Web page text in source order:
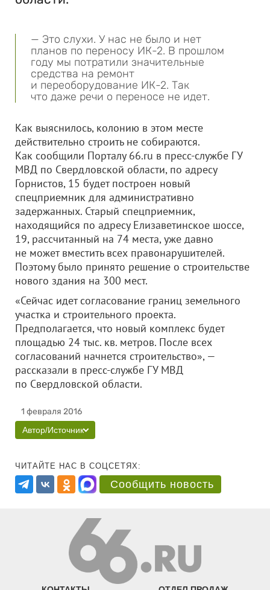
— Это слухи. У нас не было и нет
планов по переносу ИК-2. В прошлом
году мы потратили значительные
средства на ремонт
и переоборудование ИК-2. Так
что даже речи о переносе не идет.
Как выяснилось, колонию в этом месте
действительно строить не собираются.
Как сообщили Порталу 66.ru в пресс-службе ГУ
МВД по Свердловской области, по адресу
Горнистов, 15 будет построен новый
спецприемник для административно
задержанных. Старый спецприемник,
находящийся по адресу Елизаветинское шоссе,
19, рассчитанный на 74 места, уже давно
не может вместить всех правонарушителей.
Поэтому было принято решение о строительстве
нового здания на 300 мест.
«Сейчас идет согласование границ земельного
участка и строительного проекта.
Предполагается, что новый комплекс будет
площадью 24 тыс. кв. метров. После всех
согласований начнется строительство», —
рассказали в пресс-службе ГУ МВД
по Свердловской области.
1 февраля 2016
Автор/Источник
ЧИТАЙТЕ НАС В СОЦСЕТЯХ:
Сообщить новость